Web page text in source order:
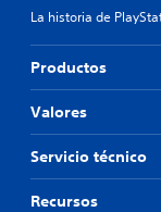
La historia de
Productos
Valores
Servicio técnico
Recursos